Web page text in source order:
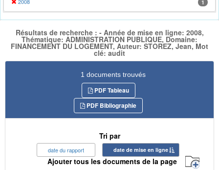
2008 1
Résultats de recherche : - Année de mise en ligne: 2008,
Thématique: ADMINISTRATION PUBLIQUE, Domaine:
FINANCEMENT DU LOGEMENT, Auteur: STOREZ, Jean, Mot
clé: audit
1 documents trouvés
PDF Tableau
PDF Bibliographie
Tri par
date du rapport date de mise en ligne
Ajouter tous les documents de la page